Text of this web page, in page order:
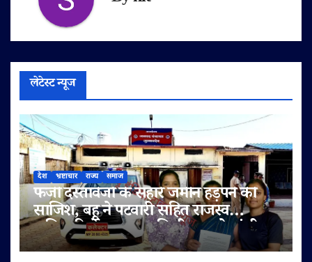
लेटेस्ट न्यूज
देश भ्रष्टाचार राज्य समाज
फर्जी दस्तावेजों के सहारे जमीन हड़पने की
साजिश, बहू ने पटवारी सहित राजस्व
अधिकारियों पर लगाए मिलीभगत के गंभीर
आरोप